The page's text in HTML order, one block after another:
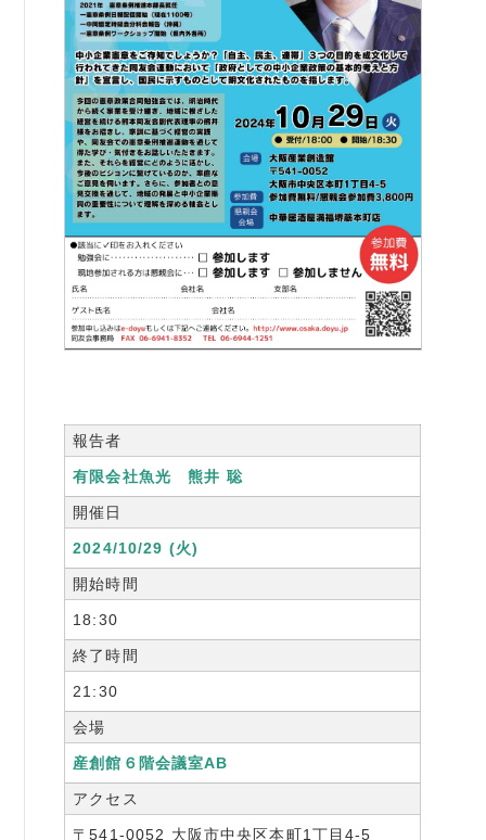
入会案内
入会案内
よくある質問
事務局
事務局のご案内
コンテンツ
ニュース
06-6944-1251
FAX: 06-6941-8352
大阪市中央区農人橋2丁目-1-30 谷町八木ビル4F
報告者
有限会社魚光 熊井 聡
開催日
2024/10/29 (火)
開始時間
18:30
終了時間
21:30
会場
産創館６階会議室AB
アクセス
〒541-0052 大阪市中央区本町1丁目4-5